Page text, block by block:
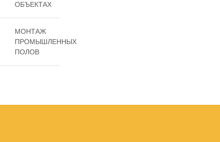
ОБЪЕКТАХ
МОНТАЖ
ПРОМЫШЛЕННЫХ
ПОЛОВ